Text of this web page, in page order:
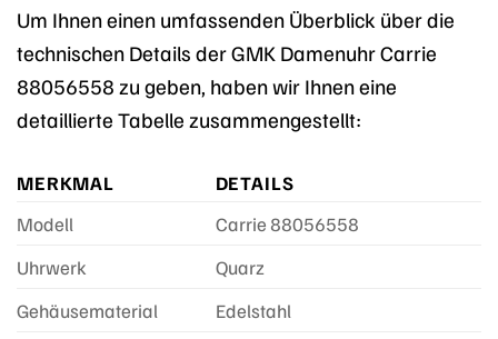
Um Ihnen einen umfassenden Überblick über die
technischen Details der GMK Damenuhr Carrie
88056558 zu geben, haben wir Ihnen eine
detaillierte Tabelle zusammengestellt:
MERKMAL
DETAILS
Modell
Carrie 88056558
Uhrwerk
Quarz
Gehäusematerial
Edelstahl